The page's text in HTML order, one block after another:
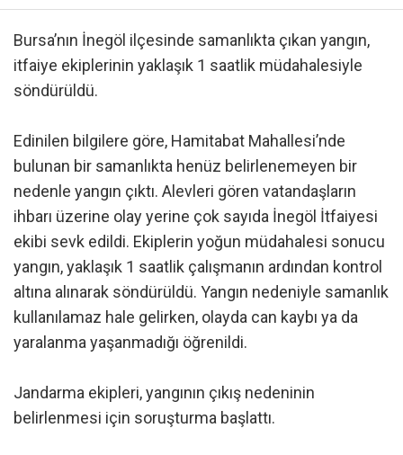
Bursa’nın İnegöl ilçesinde samanlıkta çıkan yangın,
itfaiye ekiplerinin yaklaşık 1 saatlik müdahalesiyle
söndürüldü.
Edinilen bilgilere göre, Hamitabat Mahallesi’nde
bulunan bir samanlıkta henüz belirlenemeyen bir
nedenle yangın çıktı. Alevleri gören vatandaşların
ihbarı üzerine olay yerine çok sayıda İnegöl İtfaiyesi
ekibi sevk edildi. Ekiplerin yoğun müdahalesi sonucu
yangın, yaklaşık 1 saatlik çalışmanın ardından kontrol
altına alınarak söndürüldü. Yangın nedeniyle samanlık
kullanılamaz hale gelirken, olayda can kaybı ya da
yaralanma yaşanmadığı öğrenildi.
Jandarma ekipleri, yangının çıkış nedeninin
belirlenmesi için soruşturma başlattı.